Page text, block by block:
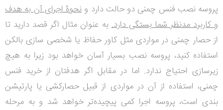
پروسه نصب فنس چمنی دو حالت دارد و نحوۀ اجرای آن به هدف
و کاربرد مدنظر شما بستگی دارد.به عنوان مثال اگر قصد دارید تا
از حصار چمنی در مواردی مثل کاور حفاظ یا شخصی سازی بالکن
استفاده کنید، پروسه نصب بسیار آسان خواهد بود زیرا به هیچ
زیرسازی احتیاج ندارد. اما در مقابل اگر هدفتان از خرید فنس
چمنی، استفاده از آن در مواردی از قبیل حصارکشی یا پارتیشن
بندی است، پروسه اجرا کمی پیچیده‌تر خواهد شد و به مرحله